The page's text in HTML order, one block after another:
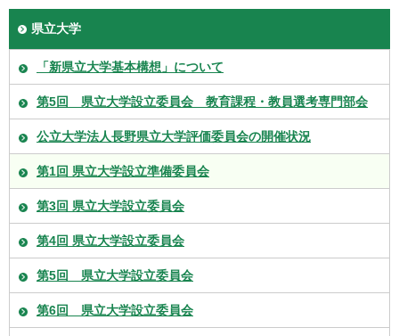
県立大学
「新県立大学基本構想」について
第5回 県立大学設立委員会 教育課程・教員選考専門部会
公立大学法人長野県立大学評価委員会の開催状況
第1回 県立大学設立準備委員会
第3回 県立大学設立委員会
第4回 県立大学設立委員会
第5回 県立大学設立委員会
第6回 県立大学設立委員会